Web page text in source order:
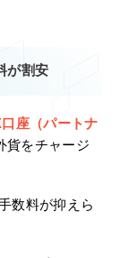
が割安
座（パートナ
貨をチャージ
数料が抑えら